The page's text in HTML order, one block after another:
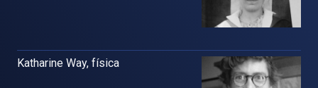
Katharine Way, física